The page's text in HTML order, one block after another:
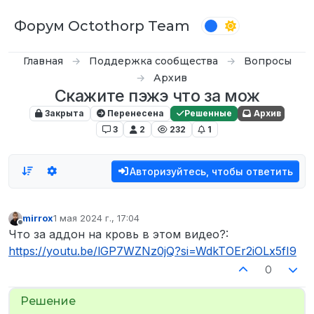
Форум Octothorp Team
Главная Поддержка сообщества
Вопросы
Архив
Скажите пэжэ что за мож
Закрыта Перенесена Решенные
Архив
3
2 232 1
Авторизуйтесь, чтобы ответить
mirrox1 мая 2024 г., 17:04
отредактировано
Что за аддон на кровь в этом видео?:
https://youtu.be/lGP7WZNz0jQ?si=WdkTOEr2iOLx5fI9
0